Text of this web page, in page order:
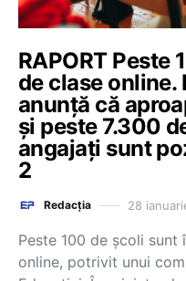
RAPORT Peste
de clase
anunță că
și peste 7.300
angajați sunt
2
Redacția 28
Peste 100 de școli sunt
online, potrivit unui